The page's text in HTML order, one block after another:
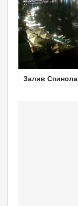
Залив Спинола